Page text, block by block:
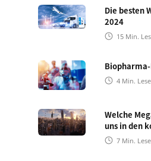
Die besten
2024
15 Min.
4 Min.
Welche
uns in den
7 Min.